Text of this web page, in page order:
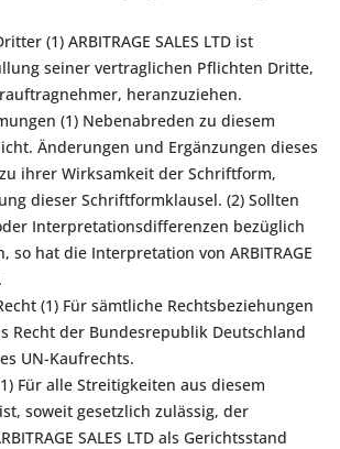
(1) ARBITRAGE SALES LTD ist
seiner vertraglichen Pflichten Dritte,
heranzuziehen.
(1) Nebenabreden zu diesem
Änderungen und Ergänzungen dieses
ihrer Wirksamkeit der Schriftform,
dieser Schriftformklausel. (2) Sollten
Interpretationsdifferenzen bezüglich
so hat die Interpretation von ARBITRAGE
(1) Für sämtliche Rechtsbeziehungen
Recht der Bundesrepublik Deutschland
UN-Kaufrechts.
Für alle Streitigkeiten aus diesem
soweit gesetzlich zulässig, der
SALES LTD als Gerichtsstand